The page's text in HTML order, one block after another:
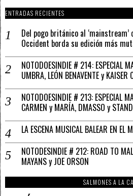
ENTRADAS RECIENTES
Del pogo británico al
Occident borda su edición más
NOTODOESINDIE # 214: ESPECIAL
UMBRA, LEÓN BENAVENTE y KAISER
NOTODOESINDIE # 213: ESPECIAL
CARMEN y MARÍA, DMASSO y
LA ESCENA MUSICAL BALEAR EN EL
NOTODESINDIE # 212: ROAD TO
MAYANS y JOE ORSON
SALMONES A LA